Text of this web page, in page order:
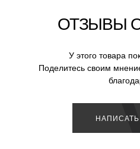
ОТЗЫВЫ
У этого товара
Поделитесь своим